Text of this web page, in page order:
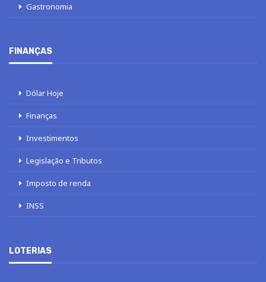
Gastronomia
FINANÇAS
Dólar Hoje
Finanças
Investimentos
Legislação e Tributos
Imposto de renda
INSS
LOTERIAS